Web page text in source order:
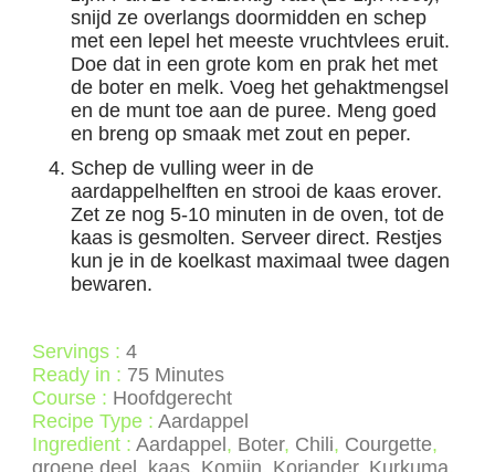
snijd ze overlangs doormidden en schep
met een lepel het meeste vruchtvlees eruit.
Doe dat in een grote kom en prak het met
de boter en melk. Voeg het gehaktmengsel
en de munt toe aan de puree. Meng goed
en breng op smaak met zout en peper.
Schep de vulling weer in de
aardappelhelften en strooi de kaas erover.
Zet ze nog 5-10 minuten in de oven, tot de
kaas is gesmolten. Serveer direct. Restjes
kun je in de koelkast maximaal twee dagen
bewaren.
Servings :4
Ready in : 75 Minutes
Course : Hoofdgerecht
Recipe Type :Aardappel
Ingredient :Aardappel , Boter, Chili, Courgette,